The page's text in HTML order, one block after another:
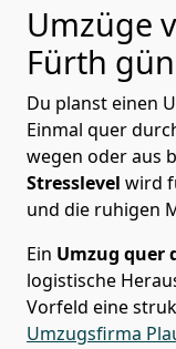
Umzüge
Fürth
Du planst einen
Einmal quer
wegen oder aus
Stresslevel wird
und die ruhigen
Ein Umzug quer
logistische
Vorfeld eine
Umzugsfirma